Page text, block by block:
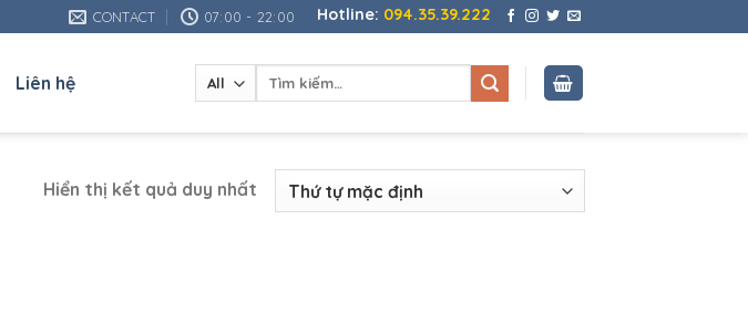
CONTACT 07:00 - 22:00 Hotline: 094.35.39.222
Liên hệ
Tìm
Hiển thị kết quả duy nhất